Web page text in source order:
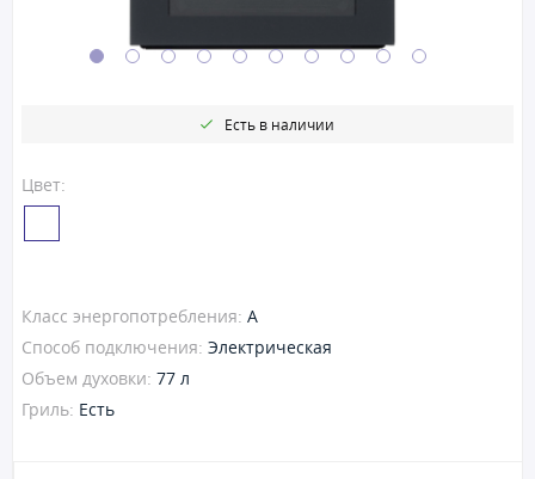
Цвет:
Есть в наличии
Класс энергопотребления: A
Способ подключения: Электрическая
Объем духовки: 77 л
Гриль: Есть